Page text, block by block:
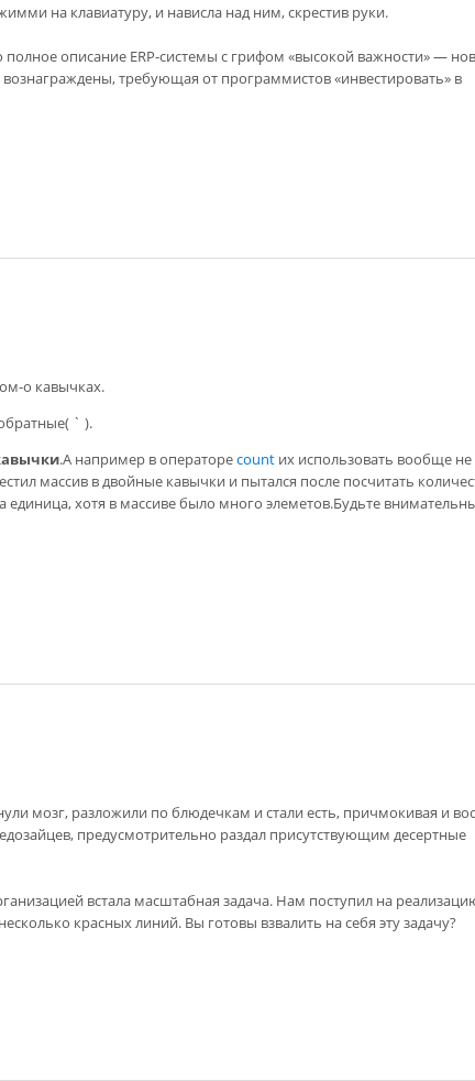
на клавиатуру, и нависла над ним, скрестив руки.
описание ERP-системы с грифом «высокой важности» —
требующая от программистов «инвестировать» в
о кавычках.
` ).
.А например в оператореcount их использовать вообще не
массив в двойные кавычки и пытался после посчитать
единица, хотя в массиве было много элеметов.Будьте
мозг, разложили по блюдечкам и стали есть, причмокивая и
предусмотрительно раздал присутствующим десертные
встала масштабная задача. Нам поступил на
красных линий. Вы готовы взвалить на себя эту задачу?